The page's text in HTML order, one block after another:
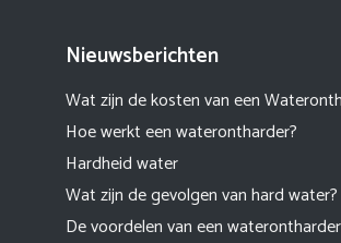
Nieuwsberichten
Wat zijn de kosten van een
Hoe werkt een waterontharder?
Hardheid water
Wat zijn de gevolgen van hard water?
De voordelen van een waterontharder